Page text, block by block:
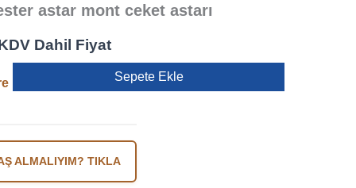
astar mont ceket astarı
Dahil Fiyat
Sepete Ekle
ALMALIYIM? TIKLA